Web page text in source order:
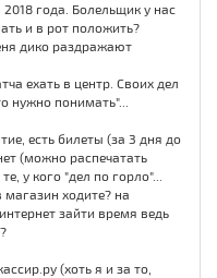
2018 года. Болельщик у нас
и в рот положить?
дико раздражают
ехать в центр. Своих дел
нужно понимать"...
есть билеты (за 3 дня до
(можно распечатать
у кого "дел по горло"...
ходите? на
зайти время ведь
(хоть я и за то,